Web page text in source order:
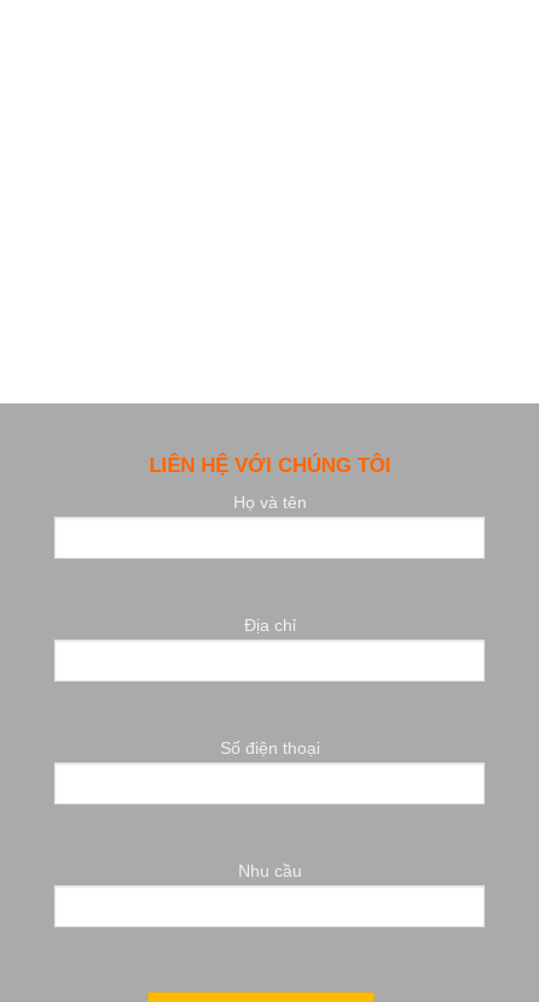
LIÊN HỆ VỚI CHÚNG TÔI
Họ và tên
Địa chỉ
Số điện thoại
Nhu cầu